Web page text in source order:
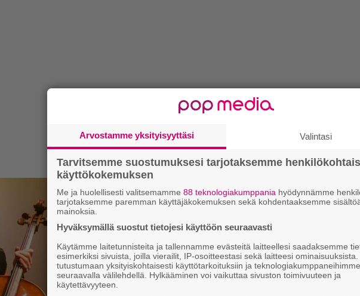
Arvostamme yksityisyyttäsi Valintasi
Tarvitsemme suostumuksesi tarjotaksemme
käyttökokemuksen
Me ja huolellisesti valitsemamme 88 teknologiakumppania hyödynnämme
tarjotaksemme paremman käyttäjäkokemuksen sekä kohdentaaksemme
mainoksia.
Hyväksymällä suostut tietojesi käyttöön seuraavasti
Käytämme laitetunnisteita ja tallennamme evästeitä laitteellesi saadaksemme
esimerkiksi sivuista, joilla vierailit, IP-osoitteestasi sekä laitteesi
tutustumaan yksityiskohtaisesti käyttötarkoituksiin ja teknologiakumppaneihimme
seuraavalla välilehdellä. Hylkääminen voi vaikuttaa sivuston toimivuuteen ja
käytettävyyteen.